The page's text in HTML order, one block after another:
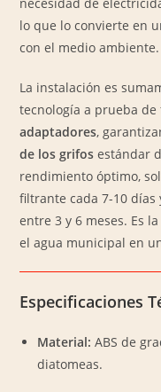
lo que lo convierte en
con el medio ambiente.
La instalación es
tecnología a prueba
adaptadores,
de los grifos estándar
rendimiento óptimo,
filtrante cada 7-10
entre 3 y 6 meses. Es
el agua municipal en
Especificaciones
Material: ABS de
diatomeas.